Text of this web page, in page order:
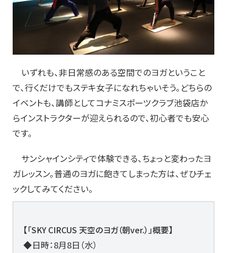
いずれも、非日常感のある空間でのヨガということ
で、行くだけでもステキ女子になれちゃいそう。どちらの
イベントも、講師としてコナミスポーツクラブ池袋店か
らインストラクターが迎えられるので、初心者でも安心
です。
サンシャインシティで体験できる、ちょっと変わったヨ
ガレッスン。普通のヨガに飽きてしまった方は、ぜひチェ
ックしてみてください。
【「SKY CIRCUS 天空のヨガ（朝ver.）」概要】
◆日時：8月8日（水）